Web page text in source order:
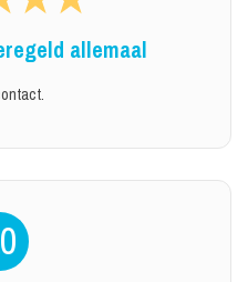
allemaal